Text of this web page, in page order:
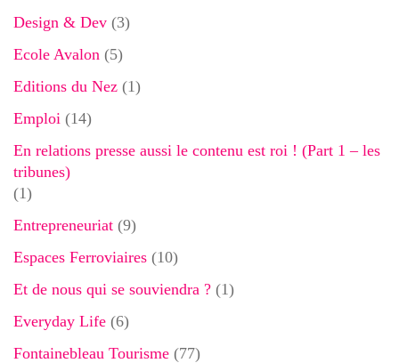
Design & Dev (3)
Ecole Avalon (5)
Editions du Nez (1)
Emploi (14)
En relations presse aussi le contenu est roi ! (Part 1 – les
tribunes)
(1)
Entrepreneuriat (9)
Espaces Ferroviaires (10)
Et de nous qui se souviendra ? (1)
Everyday Life (6)
Fontainebleau Tourisme (77)